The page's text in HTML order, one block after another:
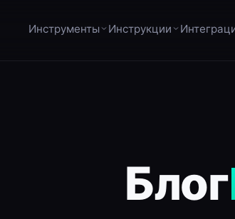
Инструменты Инструкции
Блог